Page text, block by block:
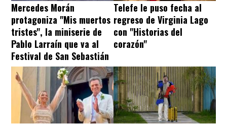
Mercedes Morán
protagoniza "Mis muertos
tristes", la miniserie de
Pablo Larraín que va al
Festival de San Sebastián
Telefe le puso fecha al
regreso de Virginia Lago
con "Historias del
corazón"